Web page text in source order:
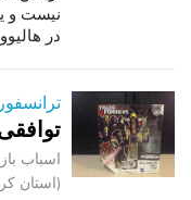
نیست و
در
اسباب‌
(استان